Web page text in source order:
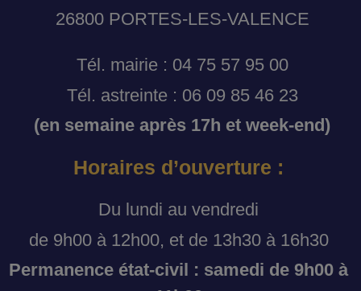
26800 PORTES-LES-VALENCE
Tél. mairie : 04 75 57 95 00
Tél. astreinte : 06 09 85 46 23
(en semaine après 17h et week-end)
Horaires d’ouverture :
Du lundi au vendredi
de 9h00 à 12h00, et de 13h30 à 16h30
Permanence état-civil : samedi de 9h00 à